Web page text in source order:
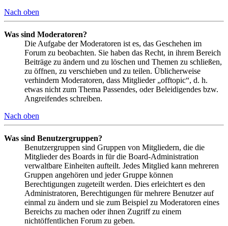
Nach oben
Was sind Moderatoren?
Die Aufgabe der Moderatoren ist es, das Geschehen im
Forum zu beobachten. Sie haben das Recht, in ihrem Bereich
Beiträge zu ändern und zu löschen und Themen zu schließen,
zu öffnen, zu verschieben und zu teilen. Üblicherweise
verhindern Moderatoren, dass Mitglieder „offtopic“, d. h.
etwas nicht zum Thema Passendes, oder Beleidigendes bzw.
Angreifendes schreiben.
Nach oben
Was sind Benutzergruppen?
Benutzergruppen sind Gruppen von Mitgliedern, die die
Mitglieder des Boards in für die Board-Administration
verwaltbare Einheiten aufteilt. Jedes Mitglied kann mehreren
Gruppen angehören und jeder Gruppe können
Berechtigungen zugeteilt werden. Dies erleichtert es den
Administratoren, Berechtigungen für mehrere Benutzer auf
einmal zu ändern und sie zum Beispiel zu Moderatoren eines
Bereichs zu machen oder ihnen Zugriff zu einem
nichtöffentlichen Forum zu geben.